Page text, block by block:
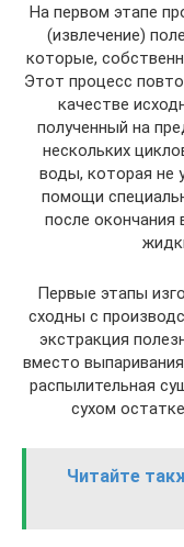
На первом этапе
(извлечение)
которые,
Этот процесс
качестве
полученный на
нескольких
воды, которая не
помощи
после окончания
Первые этапы
сходны с
экстракция
вместо
распылительная
сухом
Читайте